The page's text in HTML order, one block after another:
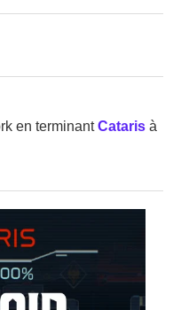
en terminantCataris à